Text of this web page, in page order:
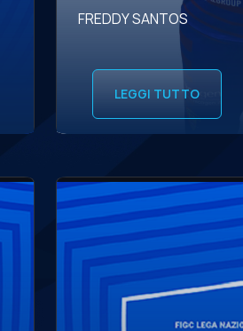
FREDDY SANTOS
LEGGI TUTTO